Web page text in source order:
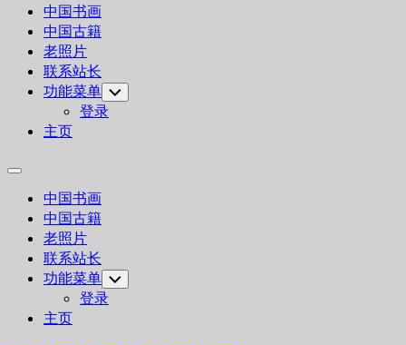
中国书画
中国古籍
老照片
联系站长
功能菜单 Toggle
Child
Menu
登录
主页
Expand
中国书画
中国古籍
老照片
联系站长
功能菜单 Toggle
Child
Menu
登录
主页